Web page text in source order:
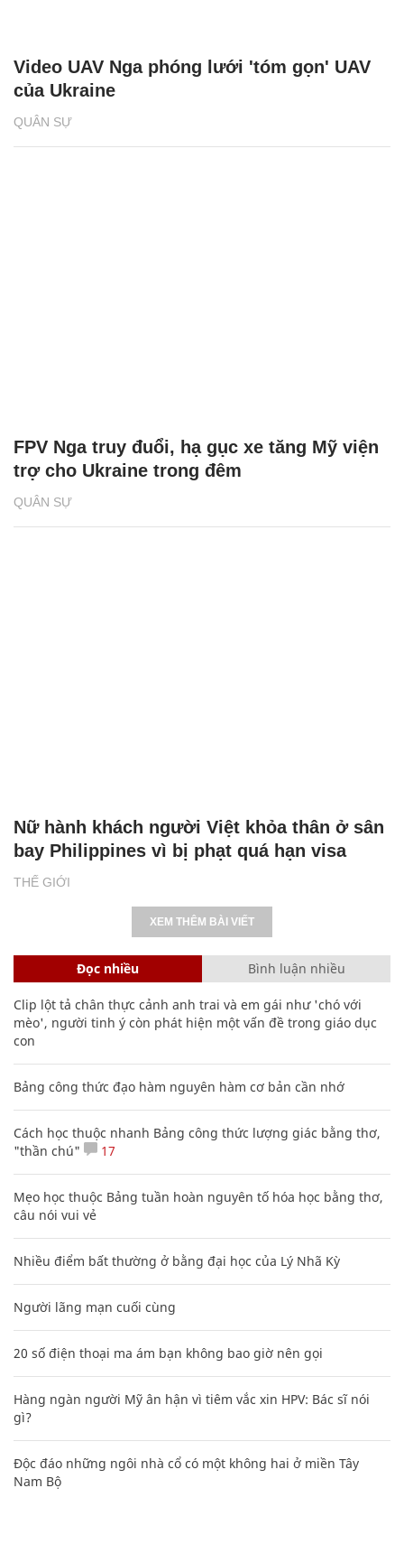
QUÂN SỰ
Video UAV Nga phóng lưới 'tóm gọn' UAV
của Ukraine
QUÂN SỰ
FPV Nga truy đuổi, hạ gục xe tăng Mỹ viện
trợ cho Ukraine trong đêm
THẾ GIỚI
Nữ hành khách người Việt khỏa thân ở sân
bay Philippines vì bị phạt quá hạn visa
XEM THÊM BÀI VIẾT
Đọc nhiều Bình luận nhiều
Clip lột tả chân thực cảnh anh trai và em gái như 'chó với
mèo', người tinh ý còn phát hiện một vấn đề trong giáo dục
con
Bảng công thức đạo hàm nguyên hàm cơ bản cần nhớ
Cách học thuộc nhanh Bảng công thức lượng giác bằng thơ,
"thần chú"
17
Mẹo học thuộc Bảng tuần hoàn nguyên tố hóa học bằng thơ,
câu nói vui vẻ
Nhiều điểm bất thường ở bằng đại học của Lý Nhã Kỳ
Người lãng mạn cuối cùng
20 số điện thoại ma ám bạn không bao giờ nên gọi
Hàng ngàn người Mỹ ân hận vì tiêm vắc xin HPV: Bác sĩ nói
gì?
Độc đáo những ngôi nhà cổ có một không hai ở miền Tây
Nam Bộ